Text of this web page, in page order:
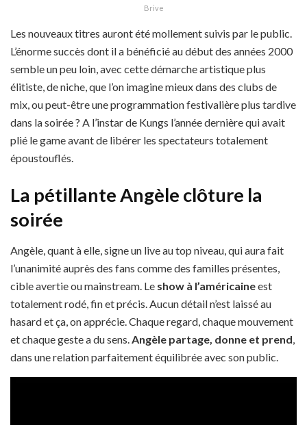
Brive
Les nouveaux titres auront été mollement suivis par le public.
L’énorme succès dont il a bénéficié au début des années 2000
semble un peu loin, avec cette démarche artistique plus
élitiste, de niche, que l’on imagine mieux dans des clubs de
mix, ou peut-être une programmation festivalière plus tardive
dans la soirée ? A l’instar de Kungs l’année dernière qui avait
plié le game avant de libérer les spectateurs totalement
époustouflés.
La pétillante Angèle clôture la
soirée
Angèle, quant à elle, signe un live au top niveau, qui aura fait
l’unanimité auprès des fans comme des familles présentes,
cible avertie ou mainstream. Le show à l’américaineest
totalement rodé, fin et précis. Aucun détail n’est laissé au
hasard et ça, on apprécie. Chaque regard, chaque mouvement
et chaque geste a du sens. Angèle partage, donne et prend
dans une relation parfaitement équilibrée avec son public.